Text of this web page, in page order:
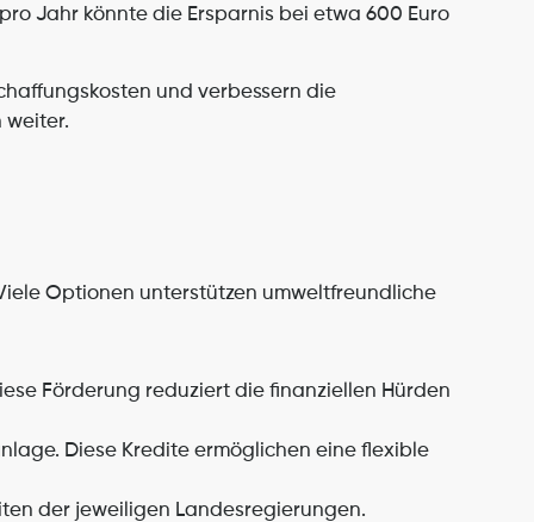
Jahr könnte die Ersparnis bei etwa 600 Euro
und verbessern die
weiter.
Optionen unterstützen umweltfreundliche
Förderung reduziert die finanziellen Hürden
Diese Kredite ermöglichen eine flexible
der jeweiligen Landesregierungen.